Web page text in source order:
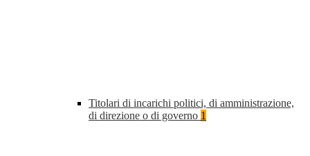
Titolari di incarichi politici, di amministrazione,
di direzione o di governo 1